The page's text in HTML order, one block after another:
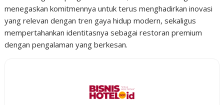
menegaskan komitmennya untuk terus menghadirkan inovasi
yang relevan dengan tren gaya hidup modern, sekaligus
mempertahankan identitasnya sebagai restoran premium
dengan pengalaman yang berkesan.